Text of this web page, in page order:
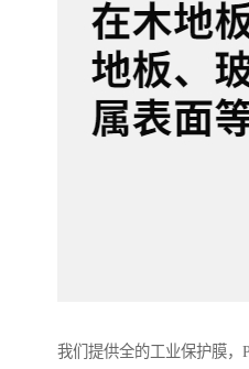
我们提供全的工业保护膜，